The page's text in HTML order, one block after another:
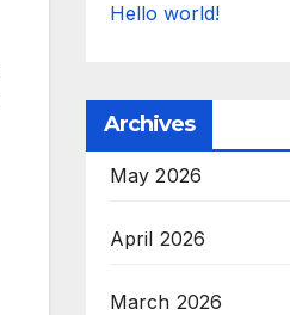
Hello world!
Archives
May 2026
April 2026
March 2026